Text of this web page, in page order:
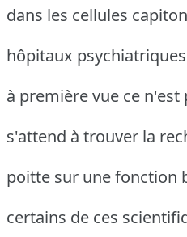
dans les cellules
hôpitaux psychiatriques
à première vue ce n'est
s'attend à trouver la
poitte sur une fonction
certains de ces